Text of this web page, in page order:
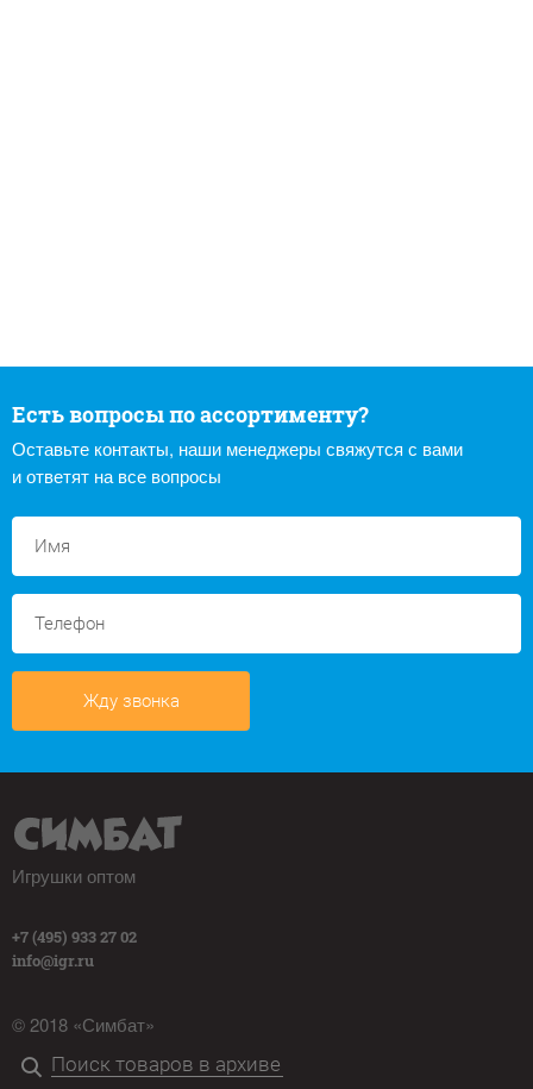
Есть вопросы по ассортименту?
Оставьте контакты, наши менеджеры свяжутся с вами
и ответят на все вопросы
Жду звонка
Игрушки оптом
+7 (495) 933 27 02
info@igr.ru
© 2018 «Симбат»